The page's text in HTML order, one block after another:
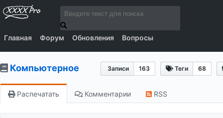
Главная Форум Обновления Вопросы
Записи 163 Теги 68
Компьютерное
Распечатать Комментарии RSS